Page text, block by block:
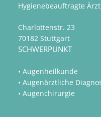
Hygienebeauftragte
Charlottenstr. 23
70182 Stuttgart
SCHWERPUNKT
•Augenheilkunde
•Augenärztliche
•Augenchirurgie